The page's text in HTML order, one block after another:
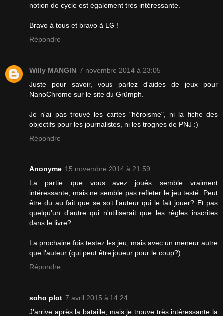
notion de cycle est également très intéressante.
Bravo à tous et bravo à LG !
Répondre
Willy MANGIN 7 novembre 2014 à 23:05
Juste pour savoir, vous parlez d'aides de jeux pour
NanoChrome sur le site du Grümph.
Je n'ai pas trouvé les cartes "héroisme", ni la fiche des
objectifs pour les journalistes, ni les trognes de PNJ :)
Répondre
Anonyme 15 novembre 2014 à 21:59
La partie que vous avez joués semble vraiment
intéressante, mais ne semble pas refleter le jeu testé. Peut
être du au fait que se soit l'auteur qui le fait jouer? Et pas
quelqu'un d'autre qui n'utiliserait que les règles inscrites
dans le livre?
La prochaine fois testez les jeu, mais avec un meneur autre
que l'auteur (qui peut être joueur pour le coup?).
Répondre
soho plot 7 avril 2015 à 14:24
J'arrive après la bataille, mais je trouve très intéressante la